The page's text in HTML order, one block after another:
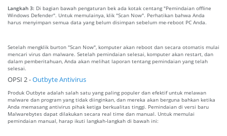
Langkah 3: Di bagian bawah pengaturan bek ada kotak centang "Pemindaian offline
Windows Defender". Untuk memulainya, klik "Scan Now". Perhatikan bahwa Anda
harus menyimpan semua data yang belum disimpan sebelum me-reboot PC Anda.
Setelah mengklik burton "Scan Now", komputer akan reboot dan secara otomatis mulai
mencari virus dan malware. Setelah pemindaian selesai, komputer akan restart, dan
dalam pemberitahuan, Anda akan melihat laporan tentang pemindaian yang telah
selesai.
OPSI 2 -Outbyte Antivirus
Produk Outbyte adalah salah satu yang paling populer dan efektif untuk melawan
malware dan program yang tidak diinginkan, dan mereka akan berguna bahkan ketika
Anda memasang antivirus pihak ketiga berkualitas tinggi. Pemindaian di versi baru
Malwarebytes dapat dilakukan secara real time dan manual. Untuk memulai
pemindaian manual, harap ikuti langkah-langkah di bawah ini: